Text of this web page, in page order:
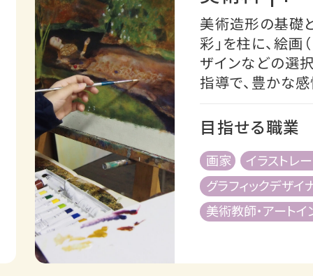
美術造形の基礎と
彩」を柱に、絵画
ザインなどの選
指導で、豊かな
目指せる職業
画家
イラストレ
グラフィックデザイ
美術教師・アートイ